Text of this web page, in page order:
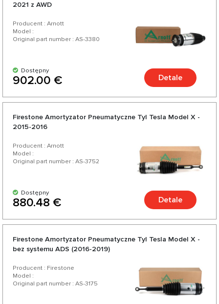
2021 z AWD
Producent : Arnott
Model :
Original part number : AS-3380
Dostępny
902.00 € Detale
Firestone Amortyzator Pneumatyczne Tyl Tesla Model X -
2015-2016
Producent : Arnott
Model :
Original part number : AS-3752
Dostępny
880.48 € Detale
Firestone Amortyzator Pneumatyczne Tyl Tesla Model X -
bez systemu ADS (2016-2019)
Producent : Firestone
Model :
Original part number : AS-3175